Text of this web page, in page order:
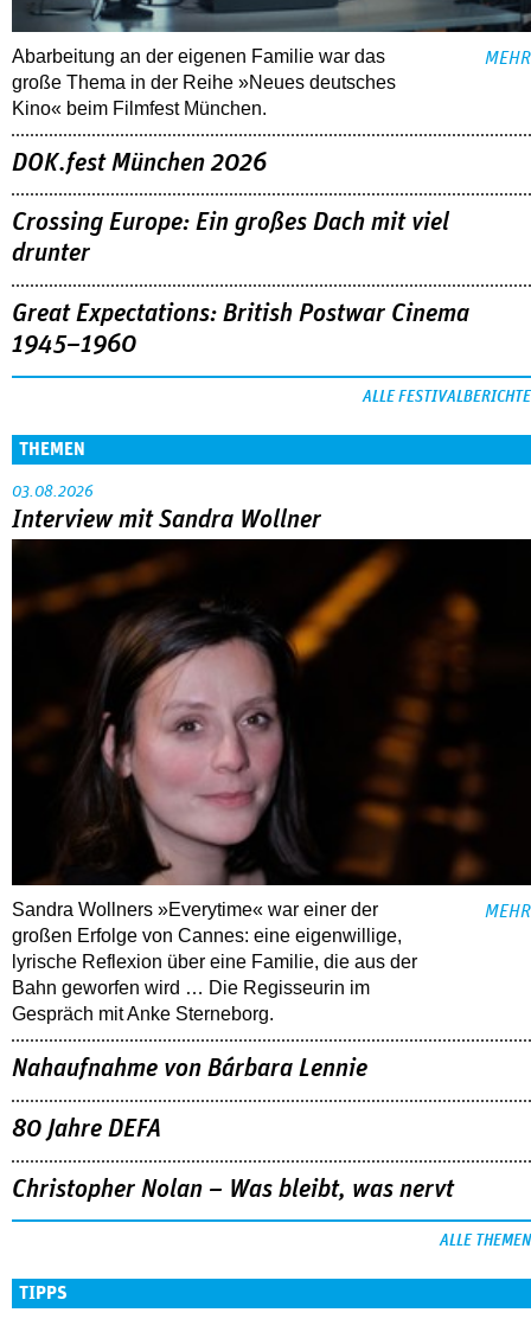
Abarbeitung an der eigenen Familie war das
große Thema in der Reihe »Neues deutsches
Kino« beim Filmfest München.
MEHR
DOK.fest München 2026
Crossing Europe: Ein großes Dach mit viel
drunter
Great Expectations: British Postwar Cinema
1945–1960
ALLE FESTIVALBERICHTE
THEMEN
03.08.2026
Interview mit Sandra Wollner
Sandra Wollners »Everytime« war einer der
großen Erfolge von Cannes: eine eigenwillige,
lyrische Reflexion über eine ­Familie, die aus der
Bahn geworfen wird … Die Regisseurin im
Gespräch mit Anke Sterneborg.
MEHR
Nahaufnahme von Bárbara Lennie
80 Jahre DEFA
Christopher Nolan – Was bleibt, was nervt
ALLE THEMEN
TIPPS